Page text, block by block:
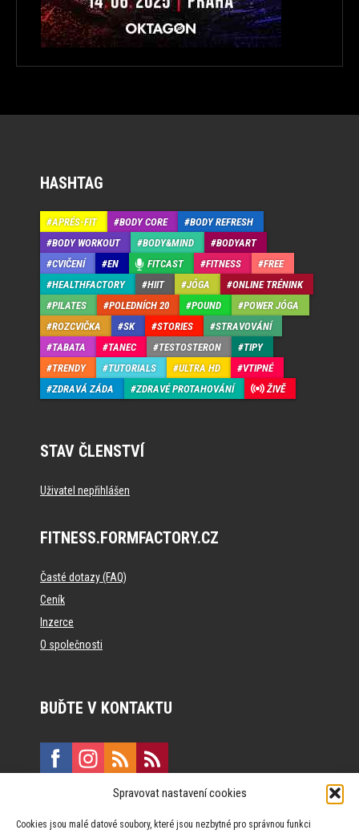
Spravovat nastavení cookies
Cookies jsou malé datové soubory, které jsou nezbytné pro správnou funkci
HASHTAG
APRÉS-FIT BODY CORE
BODY REFRESH
BODY WORKOUT
BODY&MIND
BODYART
CVIČENÍ
EN FITCAST FITNESS
FREE
HEALTHFACTORY
HIIT JÓGA
ONLINE TRÉNINK
PILATES
POLEDNÍCH 20 POUND
POWER JÓGA
ROZCVIČKA
SK STORIES
STRAVOVÁNÍ
TABATA
TANEC TESTOSTERON
TIPY
TRENDY
TUTORIALS ULTRA HD
VTIPNÉ
ZDRAVÁ ZÁDA
ZDRAVÉ PROTAHOVÁNÍ ŽIVĚ
STAV ČLENSTVÍ
Uživatel nepřihlášen
FITNESS.FORMFACTORY.CZ
Časté dotazy (FAQ)
Ceník
Inzerce
O společnosti
BUĎTE V KONTAKTU
Vinohradská 190, 130 00 Praha 3